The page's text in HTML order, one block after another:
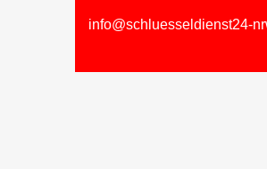
info@schluesseldienst24-